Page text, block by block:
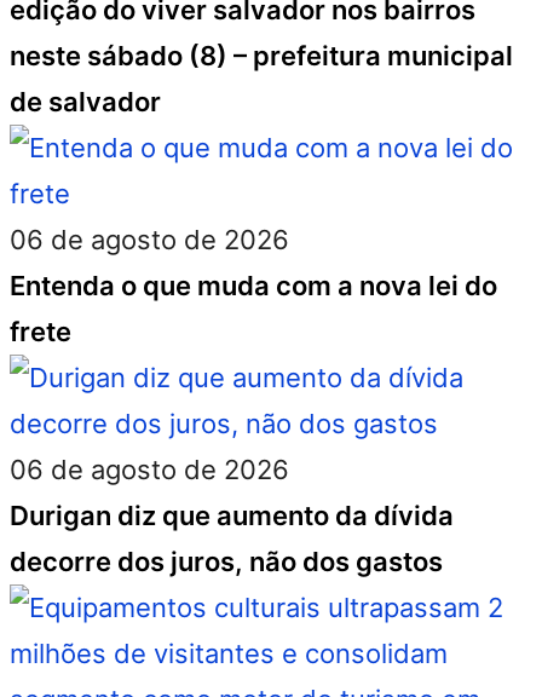
edição do viver salvador nos bairros
neste sábado (8) – prefeitura municipal
de salvador
06 de agosto de 2026
Entenda o que muda com a nova lei do
frete
06 de agosto de 2026
Durigan diz que aumento da dívida
decorre dos juros, não dos gastos